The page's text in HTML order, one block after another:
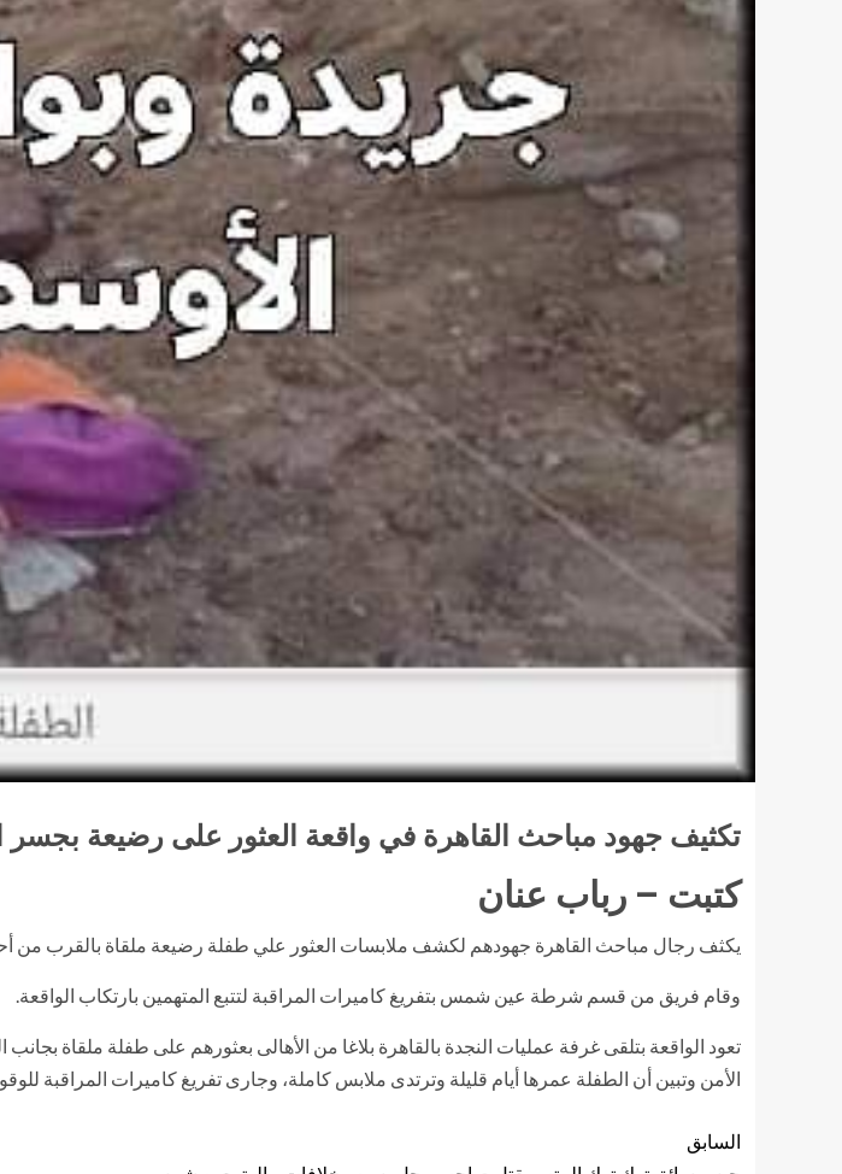
تكثيف جهود مباحث القاهرة في واقعة العثور على رضيعة
كتبت – رباب عنان
يكثف رجال مباحث القاهرة جهودهم لكشف ملابسات العثور علي طفلة رضيعة ملقاة بالقرب من
وقام فريق من قسم شرطة عين شمس بتفريغ كاميرات المراقبة لتتبع المتهمين بارتكاب الواقعة.
تعود الواقعة بتلقى غرفة عمليات النجدة بالقاهرة بلاغا من الأهالى بعثورهم على طفلة ملقاة
الأمن وتبين أن الطفلة عمرها أيام قليلة وترتدى ملابس كاملة، وجارى تفريغ كاميرات المراقبة
السابق